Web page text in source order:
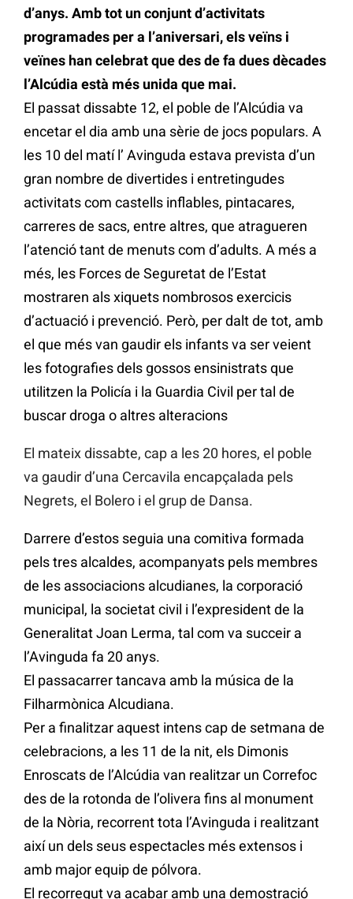
d’anys. Amb tot un conjunt d’activitats
programades per a l’aniversari, els veïns i
veïnes han celebrat que des de fa dues dècades
l’Alcúdia està més unida que mai.
El passat dissabte 12, el poble de l’Alcúdia va
encetar el dia amb una sèrie de jocs populars. A
les 10 del matí l’ Avinguda estava prevista d’un
gran nombre de divertides i entretingudes
activitats com castells inflables, pintacares,
carreres de sacs, entre altres, que atragueren
l’atenció tant de menuts com d’adults. A més a
més, les Forces de Seguretat de l’Estat
mostraren als xiquets nombrosos exercicis
d’actuació i prevenció. Però, per dalt de tot, amb
el que més van gaudir els infants va ser veient
les fotografies dels gossos ensinistrats que
utilitzen la Policía i la Guardia Civil per tal de
buscar droga o altres alteracions
El mateix dissabte, cap a les 20 hores, el poble
va gaudir d’una Cercavila encapçalada pels
Negrets, el Bolero i el grup de Dansa.
Darrere d’estos seguia una comitiva formada
pels tres alcaldes, acompanyats pels membres
de les associacions alcudianes, la corporació
municipal, la societat civil i l’expresident de la
Generalitat Joan Lerma, tal com va succeir a
l’Avinguda fa 20 anys.
El passacarrer tancava amb la música de la
Filharmònica Alcudiana.
Per a finalitzar aquest intens cap de setmana de
celebracions, a les 11 de la nit, els Dimonis
Enroscats de l’Alcúdia van realitzar un Correfoc
des de la rotonda de l’olivera fins al monument
de la Nòria, recorrent tota l’Avinguda i realitzant
així un dels seus espectacles més extensos i
amb major equip de pólvora.
El recorregut va acabar amb una demostració